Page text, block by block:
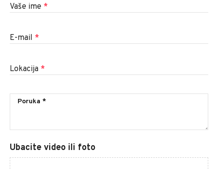
Vaše ime *
E-mail *
Lokacija *
Ubacite video ili foto